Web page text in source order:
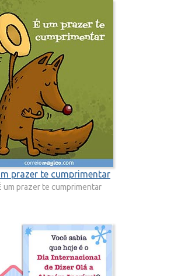
prazer te cumprimentar
um prazer te cumprimentar